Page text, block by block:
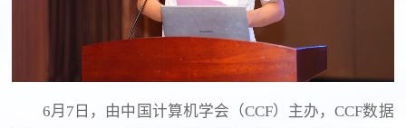
6月7日，由中国计算机学会（CCF）主办，CCF数据